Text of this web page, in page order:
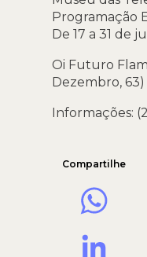
Programação
De 17 a 31 de
Oi Futuro
Dezembro, 63)
Informações:
Compartilhe